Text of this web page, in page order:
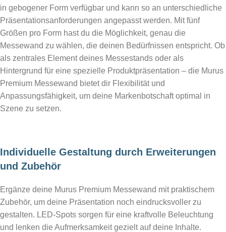
in gebogener Form verfügbar und kann so an unterschiedliche
Präsentationsanforderungen angepasst werden. Mit fünf
Größen pro Form hast du die Möglichkeit, genau die
Messewand zu wählen, die deinen Bedürfnissen entspricht. Ob
als zentrales Element deines Messestands oder als
Hintergrund für eine spezielle Produktpräsentation – die Murus
Premium Messewand bietet dir Flexibilität und
Anpassungsfähigkeit, um deine Markenbotschaft optimal in
Szene zu setzen.
Individuelle Gestaltung durch Erweiterungen
und Zubehör
Ergänze deine Murus Premium Messewand mit praktischem
Zubehör, um deine Präsentation noch eindrucksvoller zu
gestalten. LED-Spots sorgen für eine kraftvolle Beleuchtung
und lenken die Aufmerksamkeit gezielt auf deine Inhalte.